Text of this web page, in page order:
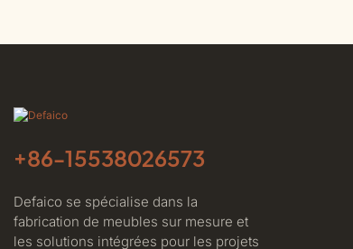
+86-15538026573
Defaico se spécialise dans la
fabrication de meubles sur mesure et
les solutions intégrées pour les projets